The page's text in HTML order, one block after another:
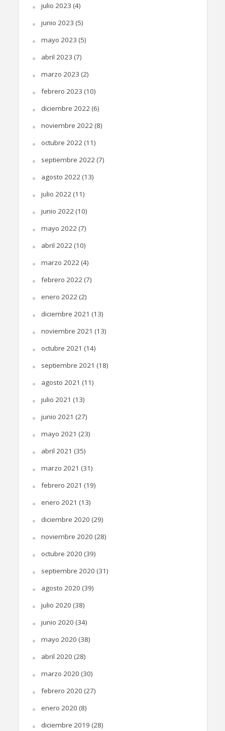
julio 2023 (4)
junio 2023 (5)
mayo 2023 (5)
abril 2023 (7)
marzo 2023 (2)
febrero 2023 (10)
diciembre 2022 (6)
noviembre 2022 (8)
octubre 2022 (11)
septiembre 2022 (7)
agosto 2022 (13)
julio 2022 (11)
junio 2022 (10)
mayo 2022 (7)
abril 2022 (10)
marzo 2022 (4)
febrero 2022 (7)
enero 2022 (2)
diciembre 2021 (13)
noviembre 2021 (13)
octubre 2021 (14)
septiembre 2021 (18)
agosto 2021 (11)
julio 2021 (13)
junio 2021 (27)
mayo 2021 (23)
abril 2021 (35)
marzo 2021 (31)
febrero 2021 (19)
enero 2021 (13)
diciembre 2020 (29)
noviembre 2020 (28)
octubre 2020 (39)
septiembre 2020 (31)
agosto 2020 (39)
julio 2020 (38)
junio 2020 (34)
mayo 2020 (38)
abril 2020 (28)
marzo 2020 (30)
febrero 2020 (27)
enero 2020 (8)
diciembre 2019 (28)